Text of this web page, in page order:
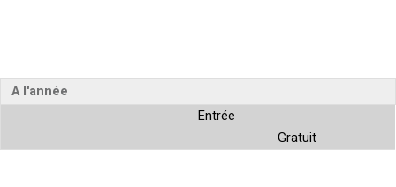
A l'année
Entrée
Gratuit